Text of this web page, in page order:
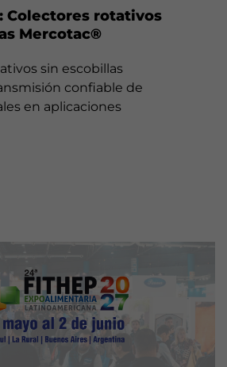
Colectores rotativos
Mercotac®
sin escobillas
confiable de
en aplicaciones